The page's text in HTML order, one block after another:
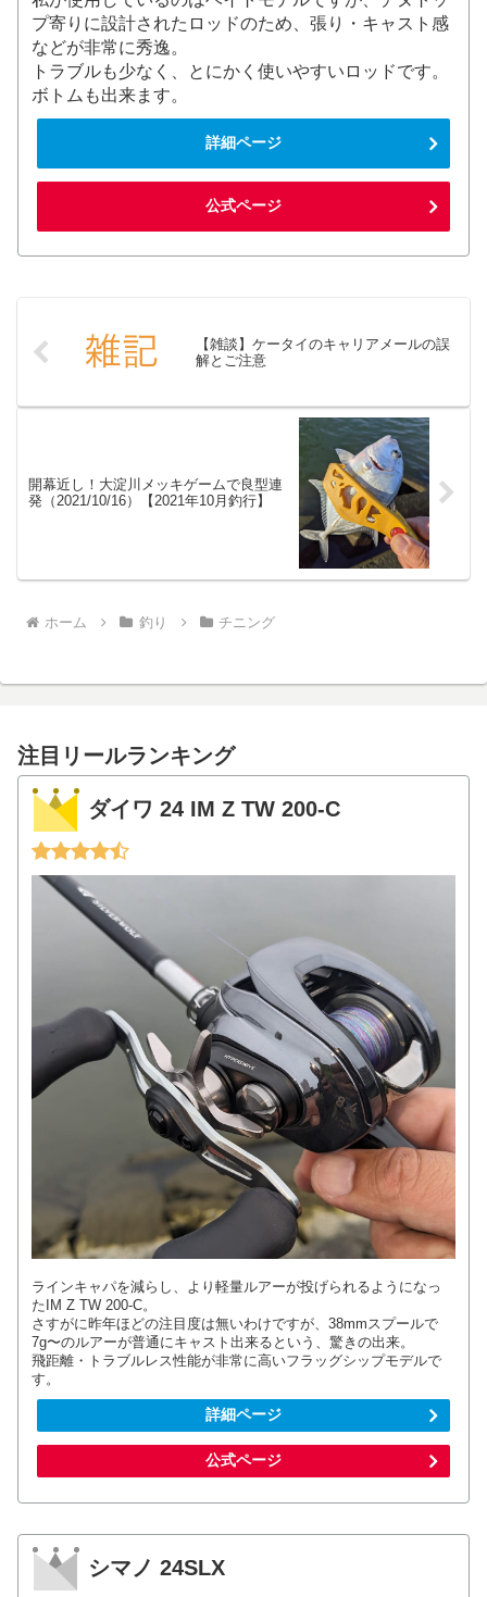
プ寄りに設計されたロッドのため、張り・キャスト感
などが非常に秀逸。
トラブルも少なく、とにかく使いやすいロッドです。
ボトムも出来ます。
詳細ページ
公式ページ
【雑談】ケータイのキャリアメールの誤
解とご注意
開幕近し！大淀川メッキゲームで良型連
発（2021/10/16）【2021年10月釣行】
ホーム 釣り チニング
注目リールランキング
ダイワ 24 IM Z TW 200-C
ラインキャパを減らし、より軽量ルアーが投げられるようになっ
たIM Z TW 200-C。
さすがに昨年ほどの注目度は無いわけですが、38mmスプールで
7g〜のルアーが普通にキャスト出来るという、驚きの出来。
飛距離・トラブルレス性能が非常に高いフラッグシップモデルで
す。
詳細ページ
公式ページ
シマノ 24SLX